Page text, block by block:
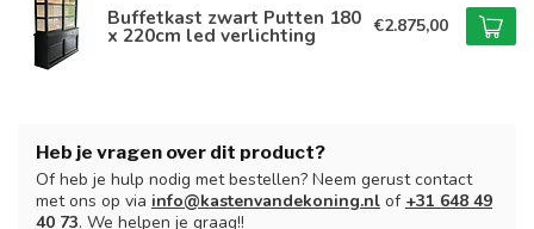
Buffetkast zwart Putten 180
x 220cm led verlichting €2.875,00
Heb je vragen over dit product?
Of heb je hulp nodig met bestellen? Neem gerust contact
met ons op via info@kastenvandekoning.nl of +31 648 49
40 73. We helpen je graag!!